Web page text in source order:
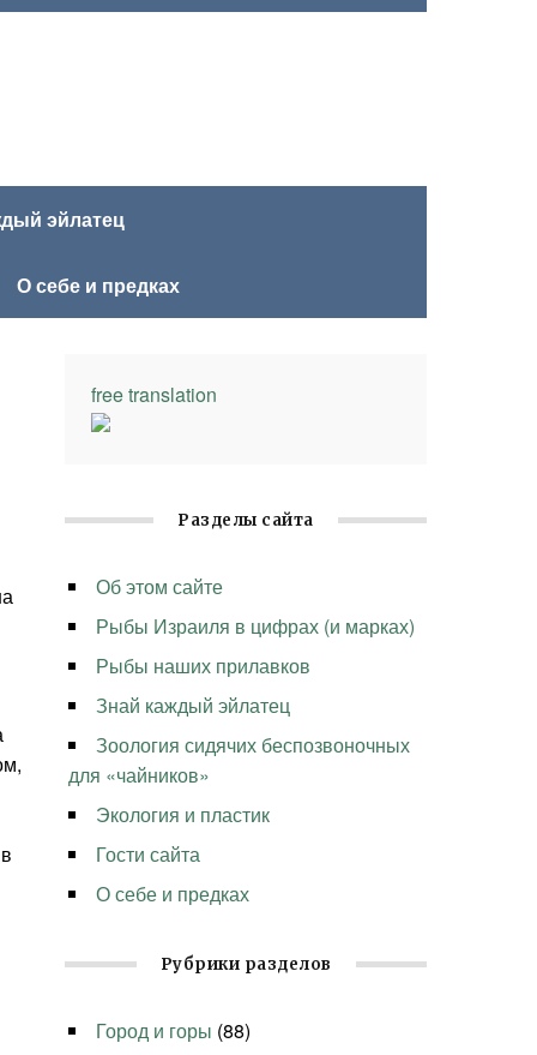
эйлатец
О себе и предках
free translation
Разделы сайта
Об этом сайте
Рыбы Израиля в цифрах (и марках)
Рыбы наших прилавков
Знай каждый эйлатец
Зоология сидячих беспозвоночных
для «чайников»
Экология и пластик
Гости сайта
О себе и предках
Рубрики разделов
Город и горы (88)